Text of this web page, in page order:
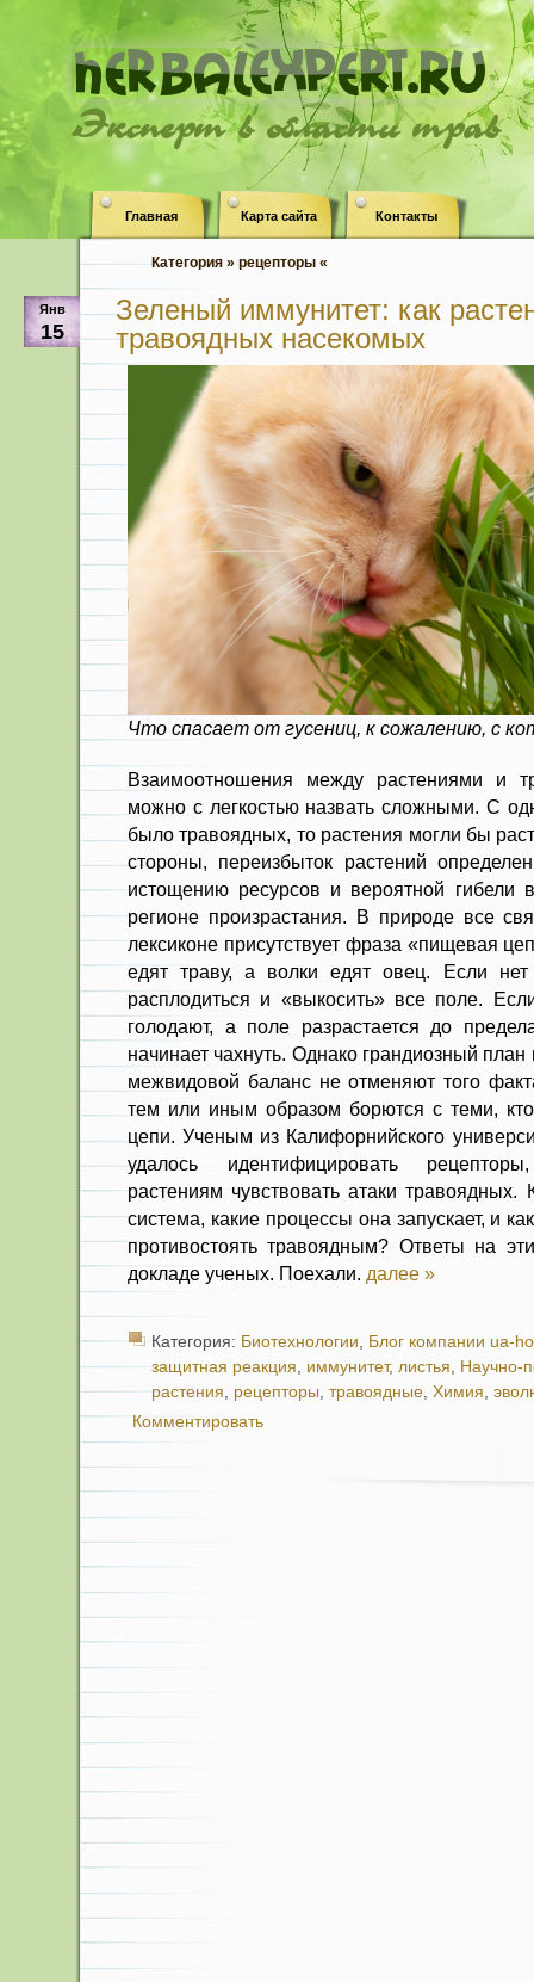
Эксперт в области трав
Главная Карта сайта Контакты
Категория » рецепторы «
Янв
15
Зеленый иммунитет: как
травоядных насекомых
Что спасает от гусениц, к сожалению, с
Взаимоотношения между растениями и
можно с легкостью назвать сложными. С
было травоядных, то растения могли бы
стороны, переизбыток растений
истощению ресурсов и вероятной гибели
регионе произрастания. В природе все
лексиконе присутствует фраза «пищевая
едят траву, а волки едят овец. Если
расплодиться и «выкосить» все поле.
голодают, а поле разрастается до
начинает чахнуть. Однако грандиозный
межвидовой баланс не отменяют того
тем или иным образом борются с теми,
цепи. Ученым из Калифорнийского
удалось идентифицировать
растениям чувствовать атаки травоядных.
система, какие процессы она запускает, и
противостоять травоядным? Ответы на
докладе ученых. Поехали. далее »
Категория: Биотехнологии, Блог компании ua-
защитная реакция, иммунитет, листья, Научно-
растения, рецепторы, травоядные, Химия,
Комментировать